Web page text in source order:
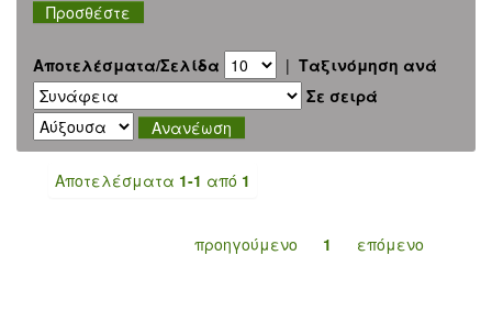
Αποτελέσματα/Σελίδα | Ταξινόμηση ανά
Σε σειρά
Αποτελέσματα 1-1 από 1
προηγούμενο 1 επόμενο